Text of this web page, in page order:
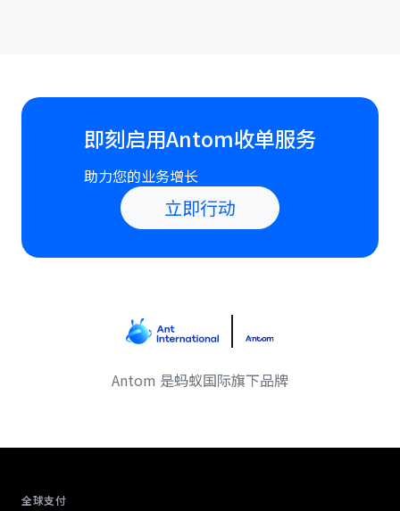
即刻启用Antom收单服务
助力您的业务增长
立即行动
Antom 是蚂蚁国际旗下品牌
全球支付